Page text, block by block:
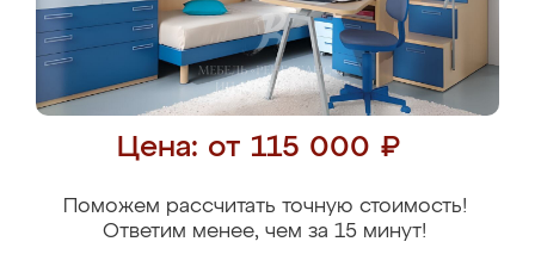
Цена: от 115 000 ₽
Поможем рассчитать точную стоимость!
Ответим менее, чем за 15 минут!